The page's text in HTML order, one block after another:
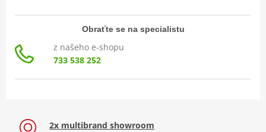
Obraťte se na specialistu
z našeho e-shopu
733 538 252
2x multibrand showroom